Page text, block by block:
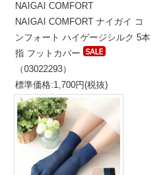
NAIGAI COMFORT
NAIGAI COMFORT ナイガイ コ
ンフォート ハイゲージシルク 5本
指 フットカバー
（03022293）
標準価格:1,700円(税抜)